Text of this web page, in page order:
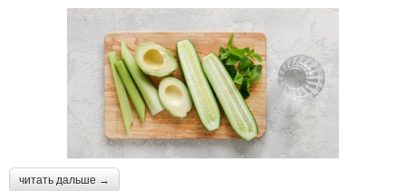
читать дальше →